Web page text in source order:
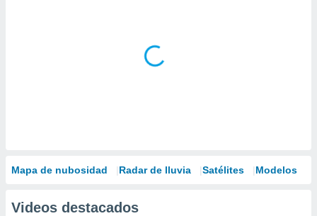
Mapa de nubosidad Radar de lluvia Satélites Modelos
Videos destacados